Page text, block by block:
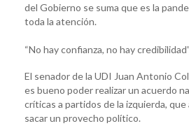
del Gobierno se suma que es la
toda la atención.
“No hay confianza, no hay
El senador de la UDI Juan Antonio
es bueno poder realizar un acuerdo
críticas a partidos de la izquierda,
sacar un provecho político.